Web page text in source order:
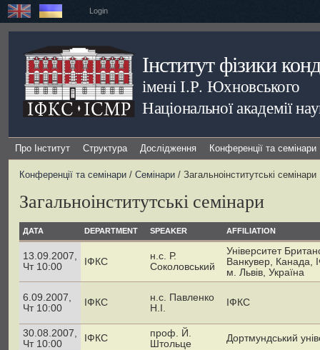
Login
Інститут фізики
імені І.Р. Юхновського
Національної академії
Про Інститут Структура Дослідження Конференції та семінари
Конференції та семінари / Семінари / Загальноінститутські семінари
Загальноінститутські семінари
ДАТА DEPARTMENT SPEAKER AFFILIATION
13.09.2007,
Чт 10:00
ІФКС
н.с. Р.
Соколовський
Університет
Ванкувер, Канада,
м. Львів, Україна
6.09.2007,
Чт 10:00
ІФКС
н.с. Павленко
Н.І.
ІФКС
30.08.2007,
Чт 10:00
ІФКС
проф. Й.
Штольце
Дортмундський